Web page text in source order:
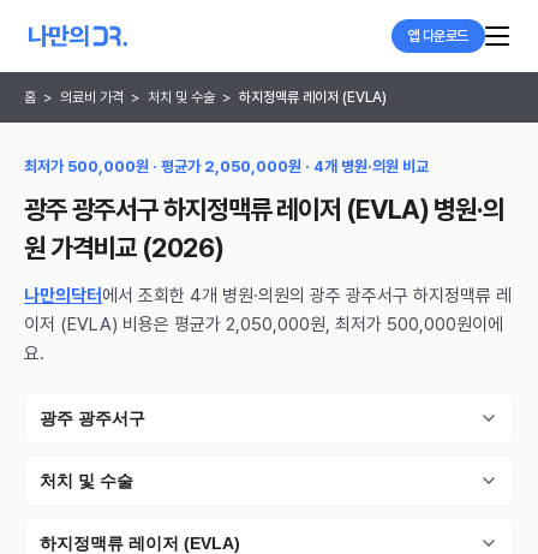
앱 다운로드
홈 > 의료비 가격 > 처치 및 수술 > 하지정맥류 레이저 (EVLA)
최저가 500,000원 · 평균가 2,050,000원 · 4개 병원·의원 비교
광주 광주서구 하지정맥류 레이저 (EVLA) 병원·의
원가격비교 (2026)
나만의닥터 에서 조회한 4개 병원·의원의 광주 광주서구 하지정맥류 레
이저 (EVLA) 비용은 평균가 2,050,000원, 최저가 500,000원이에
요.
광주 광주서구
처치 및 수술
하지정맥류 레이저 (EVLA)